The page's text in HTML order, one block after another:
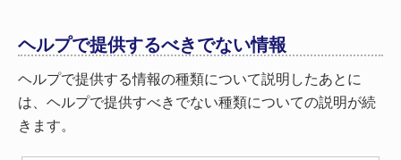
ヘルプで提供するべきでない情報
ヘルプで提供する情報の種類について説明したあとに
は、ヘルプで提供すべきでない種類についての説明が続
きます。